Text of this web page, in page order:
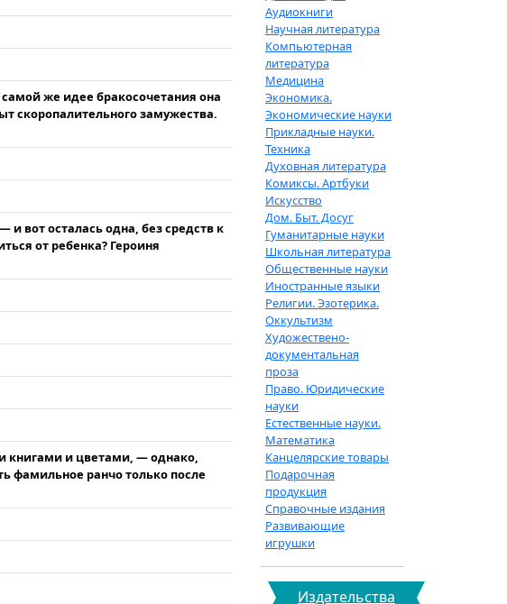
же идее бракосочетания она
скоропалительного замужества.
вот осталась одна, без средств к
от ребенка? Героиня
книгами и цветами, — однако,
фамильное ранчо только после
Аудиокниги
Научная литература
Компьютерная
литература
Медицина
Экономика.
Экономические науки
Прикладные науки.
Техника
Духовная литература
Комиксы. Артбуки
Искусство
Дом. Быт. Досуг
Гуманитарные науки
Школьная литература
Общественные науки
Иностранные языки
Религии. Эзотерика.
Оккультизм
Художествено-
документальная
проза
Право. Юридические
науки
Естественные науки.
Математика
Канцелярские товары
Подарочная
продукция
Справочные издания
Развивающие
игрушки
Издательства